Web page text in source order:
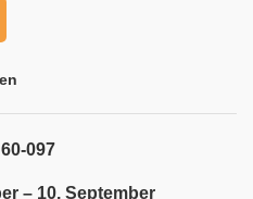
097
– 10. September